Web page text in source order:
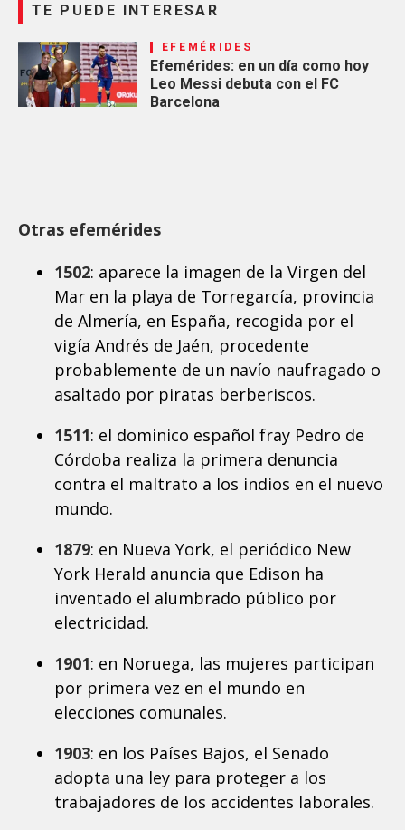
TE PUEDE INTERESAR
EFEMÉRIDES
Efemérides: en un día como hoy
Leo Messi debuta con el FC
Barcelona
Otras efemérides
1502: aparece la imagen de la Virgen del
Mar en la playa de Torregarcía, provincia
de Almería, en España, recogida por el
vigía Andrés de Jaén, procedente
probablemente de un navío naufragado o
asaltado por piratas berberiscos.
1511: el dominico español fray Pedro de
Córdoba realiza la primera denuncia
contra el maltrato a los indios en el nuevo
mundo.
1879: en Nueva York, el periódico New
York Herald anuncia que Edison ha
inventado el alumbrado público por
electricidad.
1901: en Noruega, las mujeres participan
por primera vez en el mundo en
elecciones comunales.
1903: en los Países Bajos, el Senado
adopta una ley para proteger a los
trabajadores de los accidentes laborales.